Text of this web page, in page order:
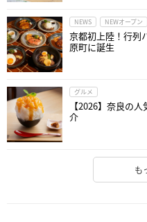
NEWS NEWオープン
京都初上陸！行列
原町に誕生
グルメ
【2026】奈良の
介
も